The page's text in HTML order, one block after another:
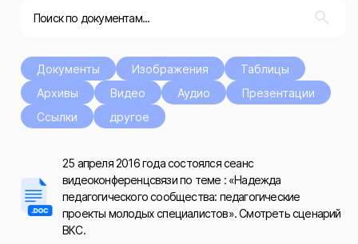
Документы Изображения
Таблицы
Архивы
Видео Аудио
Презентации
Ссылки
другое
25 апреля 2016 года состоялся сеанс
видеоконференцсвязи по теме : «Надежда
педагогического сообщества: педагогические
проекты молодых специалистов». Смотреть сценарий
ВКС.